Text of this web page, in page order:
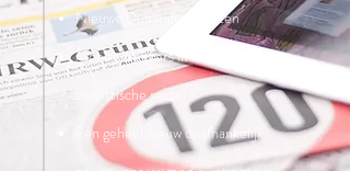
Nieuwe Duitstalige klanten
Meer bezoekers in de leisure of
toeristische sector
Een geheel nieuw onafhankelijk